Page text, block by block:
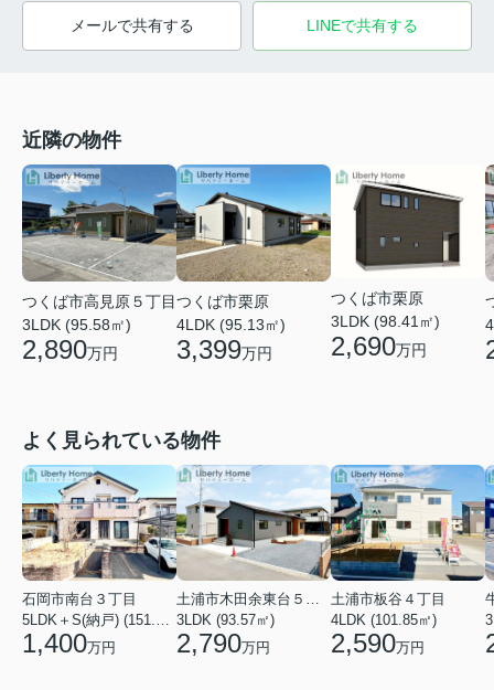
メールで共有する LINEで共有する
近隣の物件
つくば市高見原５丁目
3LDK (95.58㎡)
2,890万円
つくば市栗原
4LDK (95.13㎡)
3,399万円
つくば市栗原
3LDK (98.41㎡)
2,690万円
よく見られている物件
石岡市南台３丁目
1,400万円
3LDK (93.57㎡)
2,790万円
土浦市板谷４丁目
4LDK (101.85㎡)
2,590万円